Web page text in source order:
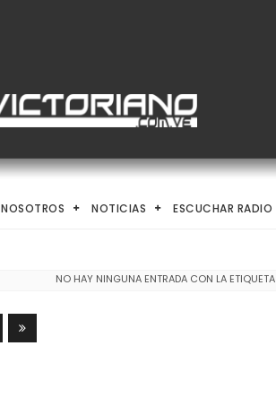
NOSOTROS NOTICIAS ESCUCHAR RADIO
NO HAY NINGUNA ENTRADA CON LA ETIQUETA